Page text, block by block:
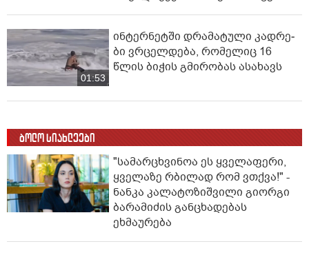
01:53
ინ­ტერ­ნეტ­ში დრა­მა­ტუ­ლი კად­რე­
ბი ვრცელდება, რომელიც 16
წლის ბიჭის გმირობას ასახავს
ბოლო სიახლეები
"სა­მარ­ცხვი­ნოა ეს ყვე­ლა­ფე­რი,
ყვე­ლა­ზე რბი­ლად რომ ვთქვა!" -
ნანკა კალატოზიშვილი გიორგი
ბარამიძის განცხადებას
ეხმაურება